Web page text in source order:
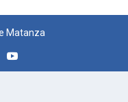
Matanza